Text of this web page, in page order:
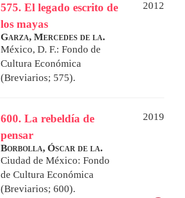
575. El legado escrito de
los mayas
2012
Garza, Mercedes de la.
México, D. F.: Fondo de
Cultura Económica
(Breviarios; 575).
600. La rebeldía de
pensar
2019
Borbolla, Óscar de la.
Ciudad de México: Fondo
de Cultura Económica
(Breviarios; 600).